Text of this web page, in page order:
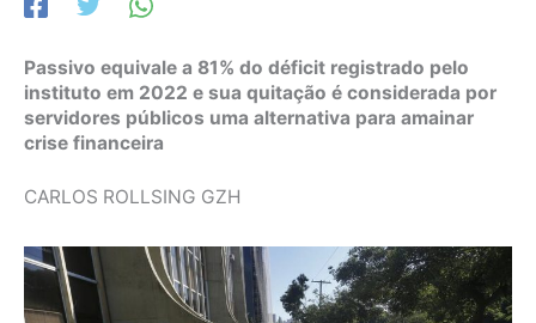
Passivo equivale a 81% do déficit registrado pelo
instituto em 2022 e sua quitação é considerada por
servidores públicos uma alternativa para amainar
crise financeira
CARLOS ROLLSING GZH